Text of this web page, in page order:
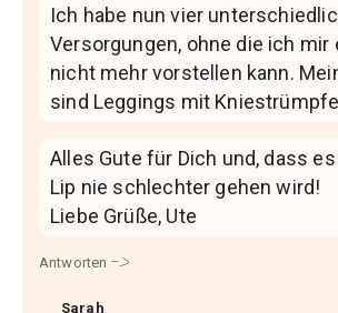
Ich habe nun vier
Versorgungen, ohne die ich mir
nicht mehr vorstellen kann.
sind Leggings mit
Alles Gute für Dich und, dass
Lip nie schlechter gehen wird!
Liebe Grüße, Ute
Antworten
Sarah